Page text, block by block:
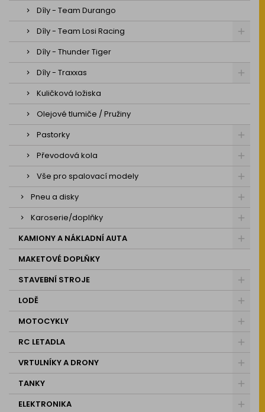
Díly - Team Durango
Díly - Team Losi Racing
Díly - Thunder Tiger
Díly - Traxxas
Kuličková ložiska
Olejové tlumiče / Pružiny
Pastorky
Převodová kola
Vše pro spalovací modely
Pneu a disky
Karoserie/doplňky
KAMIONY A NÁKLADNÍ AUTA
MAKETOVÉ DOPLŇKY
STAVEBNÍ STROJE
LODĚ
MOTOCYKLY
RC LETADLA
VRTULNÍKY A DRONY
TANKY
ELEKTRONIKA